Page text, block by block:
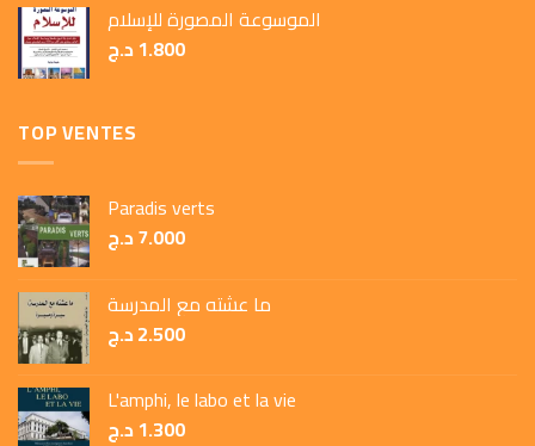
الموسوعة المصورة للإسلام
1.800د.ج
TOP VENTES
Paradis verts
7.000د.ج
ما عشته مع المدرسة
2.500د.ج
L'amphi, le labo et la vie
1.300د.ج